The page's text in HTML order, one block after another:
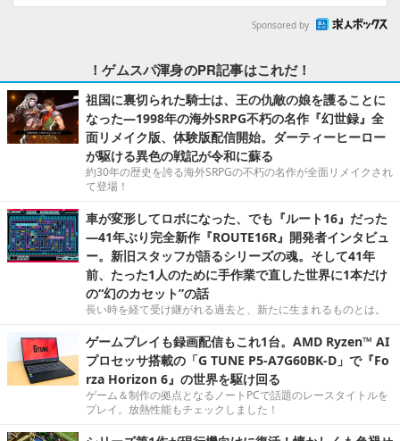
Sponsored by
！ゲムスパ渾身のPR記事はこれだ！
祖国に裏切られた騎士は、王の仇敵の娘を護ることに
なった―1998年の海外SRPG不朽の名作『幻世録』全
面リメイク版、体験版配信開始。ダーティーヒーロー
が駆ける異色の戦記が令和に蘇る
約30年の歴史を誇る海外SRPGの不朽の名作が全面リメイクされ
て登場！
車が変形してロボになった、でも『ルート16』だった
―41年ぶり完全新作『ROUTE16R』開発者インタビュ
ー。新旧スタッフが語るシリーズの魂。そして41年
前、たった1人のために手作業で直した世界に1本だけ
の“幻のカセット”の話
長い時を経て受け継がれる過去と、新たに生まれるものとは。
ゲームプレイも録画配信もこれ1台。AMD Ryzen™ AI
プロセッサ搭載の「G TUNE P5-A7G60BK-D」で『Fo
rza Horizon 6』の世界を駆け回る
ゲーム＆制作の拠点となるノートPCで話題のレースタイトルを
プレイ。放熱性能もチェックしました！